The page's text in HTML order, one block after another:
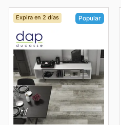
Expira en 2 días Popular